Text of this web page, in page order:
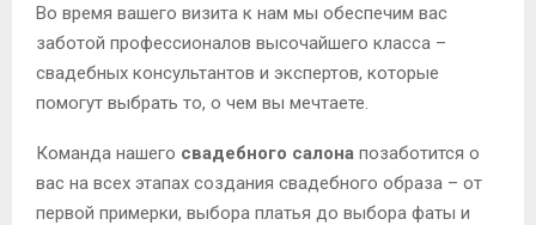
Во время вашего визита к нам мы обеспечим вас
заботой профессионалов высочайшего класса –
свадебных консультантов и экспертов, которые
помогут выбрать то, о чем вы мечтаете.
Команда нашего свадебного салона позаботится о
вас на всех этапах создания свадебного образа – от
первой примерки, выбора платья до выбора фаты и